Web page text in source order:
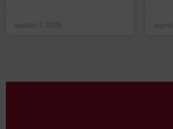
agosto 7, 2026